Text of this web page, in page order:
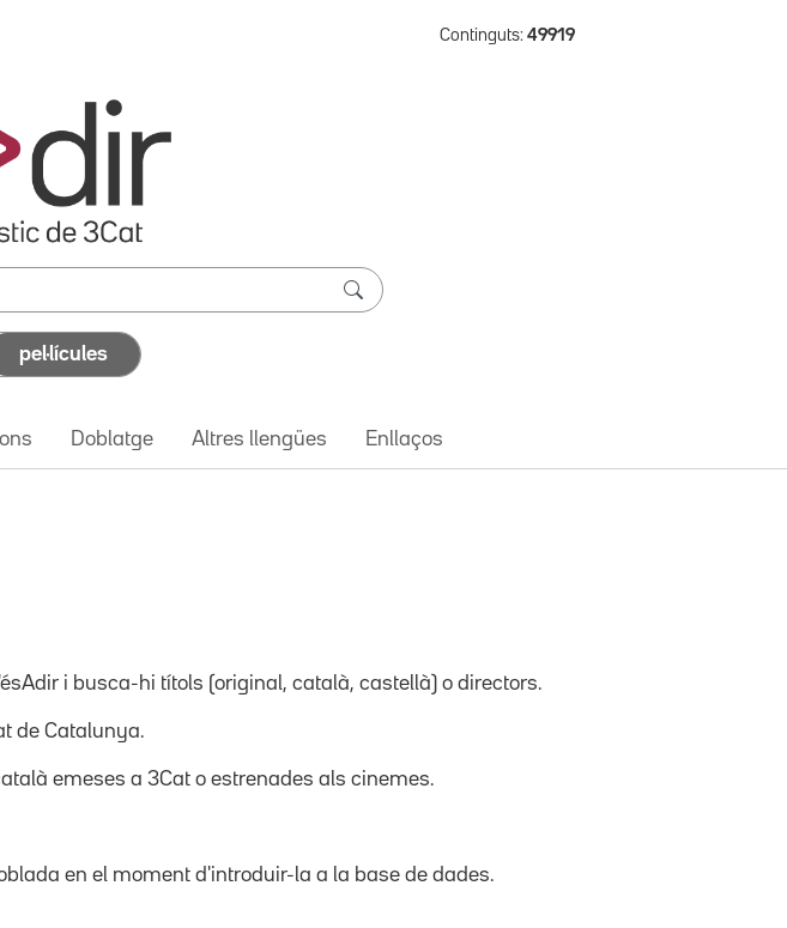
Continguts: 49919
pel·lícules
Doblatge Altres llengües Enllaços
i busca-hi títols (original, català, castellà) o directors.
de Catalunya.
emeses a 3Cat o estrenades als cinemes.
en el moment d'introduir-la a la base de dades.